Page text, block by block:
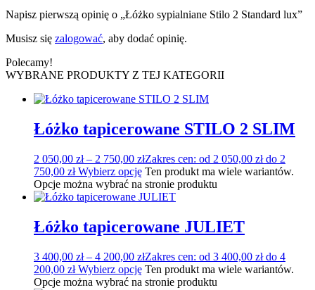
Napisz pierwszą opinię o „Łóżko sypialniane Stilo 2 Standard lux”
Musisz się zalogować, aby dodać opinię.
Polecamy!
WYBRANE PRODUKTY Z TEJ KATEGORII
Łóżko tapicerowane STILO 2 SLIM
2 050,00 zł – 2 750,00 złZakres cen: od 2 050,00 zł do 2
750,00 zł Wybierz opcję Ten produkt ma wiele wariantów.
Opcje można wybrać na stronie produktu
Łóżko tapicerowane JULIET
3 400,00 zł – 4 200,00 złZakres cen: od 3 400,00 zł do 4
200,00 zł Wybierz opcję Ten produkt ma wiele wariantów.
Opcje można wybrać na stronie produktu